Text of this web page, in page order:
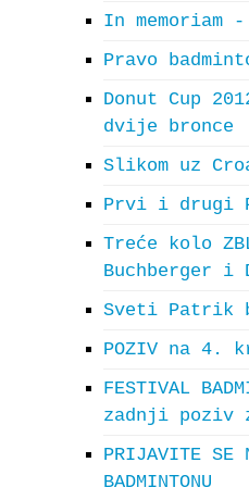
In memoriam
Pravo
Donut Cup
dvije bronce
Slikom uz
Prvi i drugi
Treće kolo
Buchberger i
Sveti Patrik
POZIV na 4.
FESTIVAL
zadnji poziv
PRIJAVITE SE
BADMINTONU